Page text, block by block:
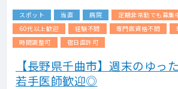
スポット 当直 病院 定期非常勤でも募集
60代以上歓迎
経験不問 専門医資格不問
時間調整可
宿日直許可
【長野県千曲市】週末のゆっ
若手医師歓迎◎